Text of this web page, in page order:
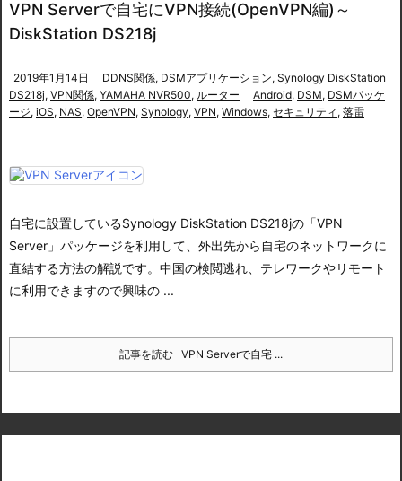
VPN Serverで自宅にVPN接続(OpenVPN編)～
DiskStation DS218j
2019年1月14日 DDNS関係, DSMアプリケーション, Synology DiskStation
DS218j, VPN関係, YAMAHA NVR500, ルーター Android, DSM, DSMパッケ
ージ, iOS, NAS, OpenVPN, Synology, VPN, Windows, セキュリティ , 落雷
自宅に設置しているSynology DiskStation DS218jの「VPN
Server」パッケージを利用して、外出先から自宅のネットワークに
直結する方法の解説です。中国の検閲逃れ、テレワークやリモート
に利用できますので興味の ...
記事を読む VPN Serverで自宅 ...